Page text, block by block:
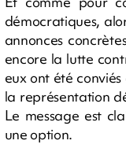
démocratiques,
annonces
encore la lutte
eux ont été
la représentation
Le message est
une option.